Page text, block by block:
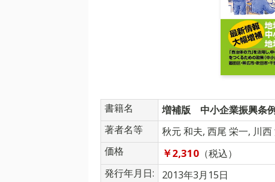
書籍名
増補版 中小企業振興条
著者名等
秋元 和夫, 西尾 栄一, 川西
価格
￥2,310 （税込）
発行年月日:
2013年3月15日